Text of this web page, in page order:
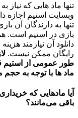
تنها ماد هایی که نیاز
وبسایت استیم اجازه
تنها به دارندگان آن
بازی در استیم است.
دانلود آن نیازمند
رایگان ممکن نیست.
طور عمومی از استیم
ماد ها با توجه به
آیا مادهایی که
باقی می‌مانند؟